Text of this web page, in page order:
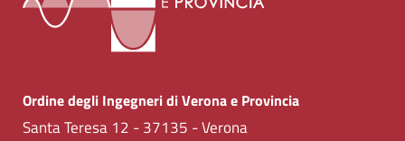
Ordine degli Ingegneri di Verona e Provincia
Santa Teresa 12 - 37135 - Verona